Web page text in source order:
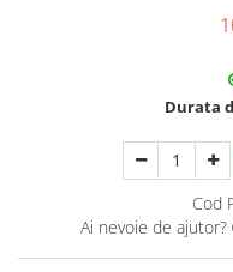
Durata
Cod
Ai nevoie de ajutor?